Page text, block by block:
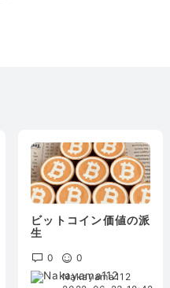
ビットコイン価値の派
生
0
0
Nakayama112